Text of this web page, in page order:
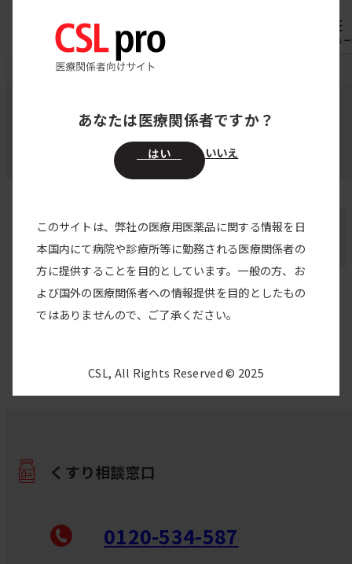
メニュー
CSL pro 著者・監修者
監修者・登壇者・著者
花本 仁 先生
近畿大学奈良病院
花本 仁 先生の記事
くすり相談窓口
0120-534-587
あなたは医療関係者ですか？
はい いいえ
このサイトは、弊社の医療用医薬品に関する情報を日
本国内にて病院や診療所等に勤務される医療関係者の
方に提供することを目的としています。一般の方、お
よび国外の医療関係者への情報提供を目的としたもの
ではありませんので、ご了承ください。
CSL, All Rights Reserved © 2025